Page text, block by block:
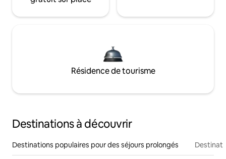
Résidence de tourisme
Destinations à découvrir
Destinations populaires pour des séjours prolongés